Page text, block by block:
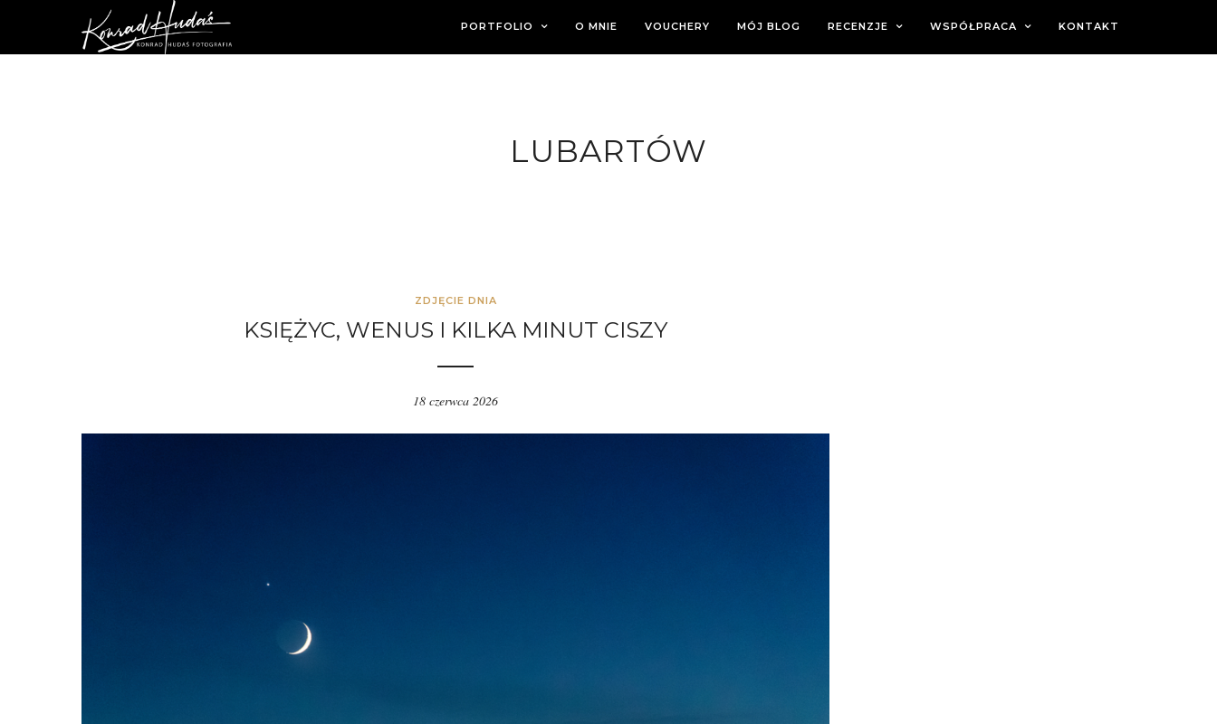
PORTFOLIO O MNIE VOUCHERY MÓJ BLOG RECENZJE WSPÓŁPRACA KONTAKT
LUBARTÓW
ZDJĘCIE DNIA
KSIĘŻYC, WENUS I KILKA MINUT CISZY
18 czerwca 2026